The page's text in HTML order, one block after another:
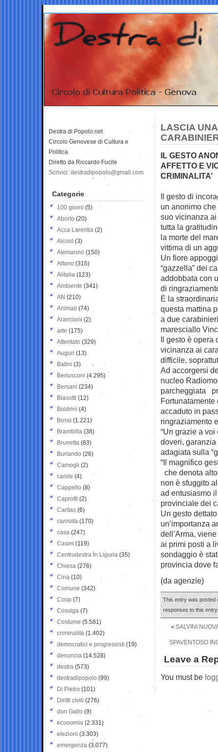
LASCIA
IL GESTO
AFFETTO E
CRIMINALITA’
Il gesto di
un anonimo
suo vicinanza
tutta la
la morte del
vittima di un
Un fiore
“gazzella” dei
addobbata con
di
È la
questa mattina
a due
maresciallo
Il gesto è opera
vicinanza ai
difficile,
Ad accorgersi
nucleo
parcheggiata
accaduto in
ringraziamento
“Un grazie a
doveri, garanzia
adagiata sulla
“Il magnifico
che denota
non è sfuggito
ad entusiasmo
provinciale dei
Un gesto
un’importanza
dell’Arma,
ai primi posti a
sondaggio è
provincia dove
(da agenzie)
This entry was posted
responses to this
« SALVINI
SPAVENTOSO
Leave a
You must be
Destra di Popolo.net
Circolo Genovese di Cultura e
Politica
Diretto da Riccardo Fucile
Scrivici: destradipopolo@gmail.com
Categorie
100 giorni (5)
Aborto (20)
Acca Larentia (2)
Alcool (3)
Alemanno (150)
Alfano (315)
Alitalia (123)
Ambiente (341)
AN (210)
Animali (74)
Arancioni (2)
arte (175)
Attentato (329)
Auguri (13)
Batini (3)
Berlusconi (4.295)
Bersani (234)
Biasotti (12)
Boldrini (4)
Bossi (1.221)
Brambilla (38)
Brunetta (83)
Burlando (26)
Camogli (2)
canile (4)
Cappello (8)
Caprotti (2)
Caritas (6)
carovita (170)
casa (247)
Casini (119)
Centrodestra in Liguria (35)
Chiesa (276)
Cina (10)
Comune (342)
Coop (7)
Cossiga (7)
Costume (5.581)
criminalità (1.402)
democratici e progressisti (19)
denuncia (14.528)
destra (573)
destradipopolo (99)
Di Pietro (101)
Diritti civili (276)
don Gallo (9)
economia (2.331)
elezioni (3.303)
emergenza (3.077)